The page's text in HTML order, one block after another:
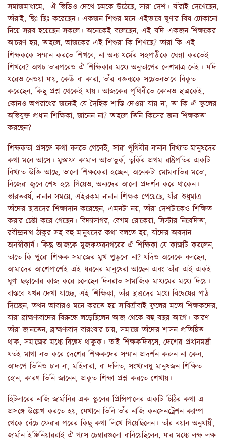
সমাজমাধ্যমে, ঐ ভিডিও দেখে চমকে উঠেছে, সারা দেশ। যাঁরাই দেখেছেন,
তাঁরাই, ছিঃ ছিঃ করেছেন। একজন শিশুর মনে এইভাবে ঘৃণার বিষ ঢোকানো
নিয়ে সরব হয়েছেন সকলে। অনেকেই বলেছেন, এই যদি একজন শিক্ষকের
আচরণ হয়, তাহলে, আজকের এই শিশুরা কি শিখছে? তারা কি এই
শিক্ষককে সম্মান করতে শিখবে, না অন্য ধর্মের সহপাঠীকে ঘেন্না করতেই
শিখবে? অথচ তারপরেও ঐ শিক্ষিকার মধ্যে অনুতাপের লেশমাত্র নেই। যদি
ধরেও নেওয়া যায়, কেউ বা কারা, তাঁর বক্তব্যকে সচেতনভাবে বিকৃত
করেছেন, কিছু প্রশ্ন থেকেই যায়। আজকের পৃথিবীতে কোনও ছাত্রকেই,
কোনও অপরাধের জন্যেই যে দৈহিক শাস্তি দেওয়া যায় না, তা কি ঐ স্কুলের
অভিযুক্ত প্রধান শিক্ষিকা, জানেন না? তাহলে তিনি কিসের জন্য শিক্ষকতা
করছেন?
শিক্ষকতা প্রসঙ্গে কথা বলতে গেলেই, সারা পৃথিবীর নানান বিখ্যাত মানুষদের
কথা মনে আসে। মুস্তাফা কামাল আতাতুর্ক, তুর্কির প্রথম রাষ্ট্রপতির একটি
বিখ্যাত উক্তি আছে, ভালো শিক্ষকেরা হচ্ছেন, অনেকটা মোমবাতির মতো,
নিজেরা জ্বলে শেষ হয়ে গিয়েও, অন্যদের আলো প্রদর্শন করে থাকেন।
ভারতবর্ষ, নানান সময়ে, এইরকম নানান শিক্ষক পেয়েছে, যাঁরা শুধুমাত্র
তাঁদের ছাত্রদের শিক্ষাদান করেছেন, এমনটা নয়, তাঁরা দেশটাকেও শিক্ষিত
করার চেষ্টা করে গেছেন। বিদ্যাসাগর, বেগম রোকেয়া, সিস্টার নিবেদিতা,
রবীন্দ্রনাথ ঠাকুর সহ বহু মানুষদের কথা বলতে হয়, যাঁদের অবদান
অনস্বীকার্য। কিন্তু আজকে মুজফফরনগরের ঐ শিক্ষিকা যে কাজটি করলেন,
তাতে কি পুরো শিক্ষক সমাজের মুখ পুড়লো না? যদিও অনেকে বলছেন,
আমাদের আশেপাশেই এই ধরনের মানুষেরা আছেন এবং তাঁরা এই একই
ঘৃণা ছড়ানোর কাজ করে চলেছেন দিনরাত সামাজিক মাধ্যমের মধ্যে দিয়ে।
বাস্তবে যখন দেখা যাচ্ছে, এই শিক্ষিকা, তাঁর ছাত্রদের মধ্যে বিদ্বেষের পাঠ
দিচ্ছেন, তখন আবারও মনে করতে হয় সাবিত্রীবাই ফুলের মতো শিক্ষকদের,
যারা ব্রাহ্মণ্যবাদের বিরুদ্ধে লড়েছিলেন আজ থেকে বহু বছর আগে। কারণ
তাঁরা জানতেন, ব্রাহ্মণ্যবাদ বারংবার চায়, সমাজে তাঁদের শাসন প্রতিষ্ঠিত
থাক, সমাজের মধ্যে বিদ্বেষ থাকুক। তাই শিক্ষকদিবসে, দেশের প্রধানমন্ত্রী
যতই মাথা নত করে দেশের শিক্ষকদের সম্মান প্রদর্শন করুন না কেন,
আদপে তিনিও চান না, মহিলারা, বা দলিত, সংখ্যালঘু মানুষজন শিক্ষিত
হোন, কারণ তিনি জানেন, প্রকৃত শিক্ষা প্রশ্ন করতে শেখায়।
হিটলারের নাজি জার্মানির এক স্কুলের প্রিন্সিপালের একটি চিঠির কথা এ
প্রসঙ্গে উল্লেখ করতে হয়, যেখানে তিনি তাঁর নাজি কনসেনট্রেশন ক্যাম্প
থেকে বেঁচে ফেরার পরের কিছু কথা লিখে গিয়েছিলেন। তাঁর বয়ান অনুযায়ী,
জার্মান ইঞ্জিনিয়াররাই ঐ গ্যাস চেম্বারগুলো বানিয়েছিলেন, যার মধ্যে লক্ষ লক্ষ